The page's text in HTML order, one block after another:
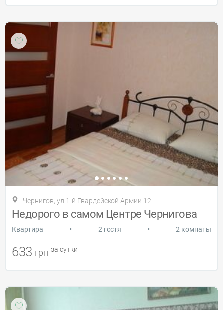
Чернигов, ул.1-й Гвардейской Армии 12
Недорого в самом Центре Чернигова
Квартира • 2 гостя • 2 комнаты
633 грн за сутки